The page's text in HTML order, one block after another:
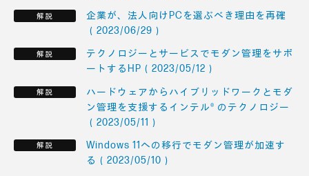
企業が、法人向けPCを選ぶべき理由を再確
（2023/06/29）
テクノロジーとサービスでモダン管理をサポ
ートするHP（2023/05/12）
ハードウェアからハイブリッドワークとモダ
ン管理を支援するインテル® のテクノロジー
（2023/05/11）
Windows 11への移行でモダン管理が加速す
る（2023/05/10）